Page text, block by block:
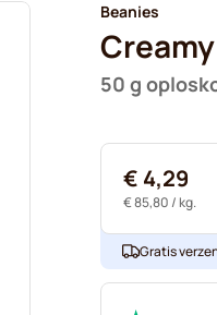
Beanies
50 g
€ 4,29
€ 85,80 / kg.
Gratis